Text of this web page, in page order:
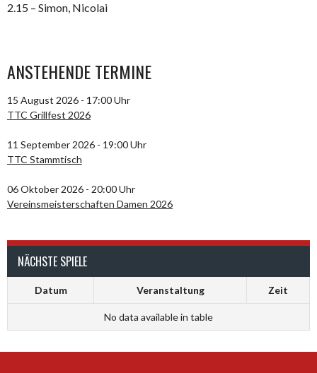
2.15 – Simon, Nicolai
ANSTEHENDE TERMINE
15 August 2026 - 17:00 Uhr
TTC Grillfest 2026
11 September 2026 - 19:00 Uhr
TTC Stammtisch
06 Oktober 2026 - 20:00 Uhr
Vereinsmeisterschaften Damen 2026
NÄCHSTE SPIELE
Datum Veranstaltung Zeit
No data available in table